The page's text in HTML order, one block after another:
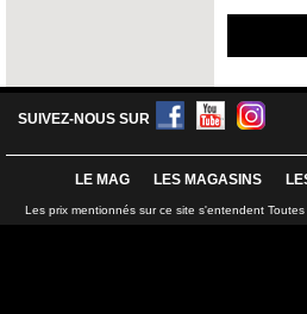
SUIVEZ-NOUS SUR
LE MAG LES MAGASINS
Les prix mentionnés sur ce site s'entendent